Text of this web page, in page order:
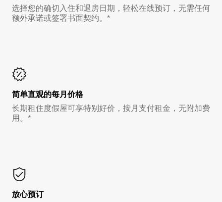
选择您的确切入住和退房日期，轻松在线预订，无需任何
额外承诺或签署书面契约。*
简单直观的每月价格
长期租住度假屋可享特别好价，按月支付租金，无附加费
用。*
放心预订